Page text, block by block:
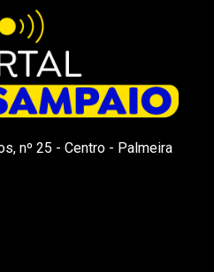
nº 25 - Centro - Palmeira